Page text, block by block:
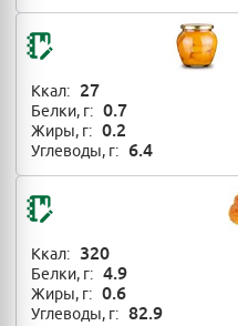
Ккал: 27
Белки, г: 0.7
Жиры, г: 0.2
Углеводы, г: 6.4
Ккал: 320
Белки, г: 4.9
Жиры, г: 0.6
Углеводы, г: 82.9